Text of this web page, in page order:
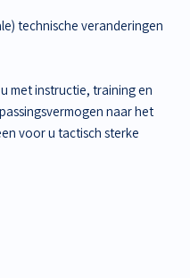
technische veranderingen
met instructie, training en
naar het
voor u tactisch sterke